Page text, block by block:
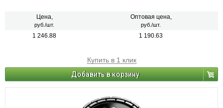
Цена,
руб./шт.
Оптовая цена,
руб./шт.
1 246.88 1 190.63
Купить в 1 клик
Добавить в корзину